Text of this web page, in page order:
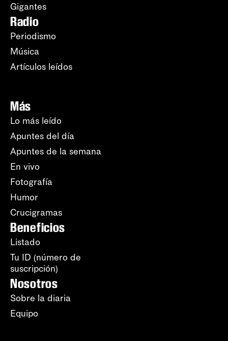
Gigantes
Radio
Periodismo
Música
Artículos leídos
Más
Lo más leído
Apuntes del día
Apuntes de la semana
En vivo
Fotografía
Humor
Crucigramas
Beneficios
Listado
Tu ID (número de
suscripción)
Nosotros
Sobre la diaria
Equipo